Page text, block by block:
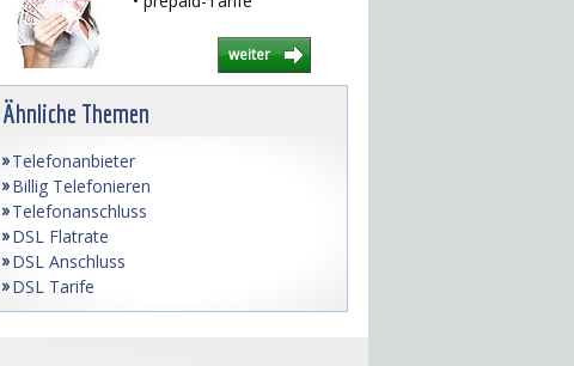
weiter
Ähnliche Themen
Telefonanbieter
Billig Telefonieren
Telefonanschluss
DSL Flatrate
DSL Anschluss
DSL Tarife